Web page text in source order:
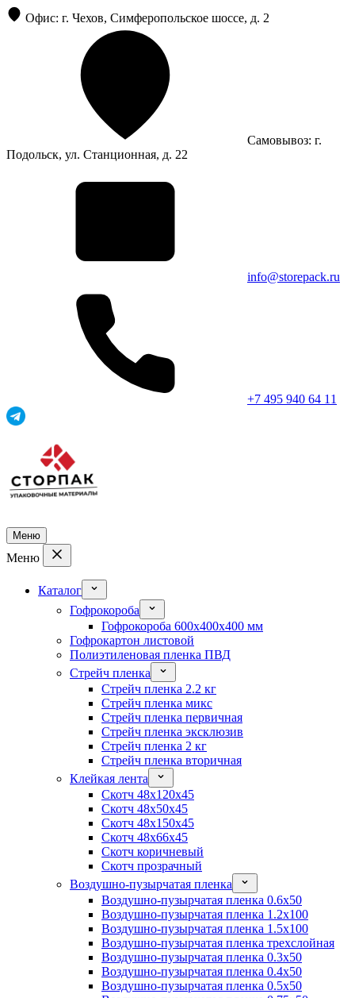
Офис: г. Чехов, Симферопольское шоссе, д. 2
Самовывоз: г.
Подольск, ул. Станционная, д. 22
info@storepack.ru
+7 495 940 64 11
Меню
Меню
Каталог
Гофрокороба
Гофрокороба 600x400x400 мм
Гофрокартон листовой
Полиэтиленовая пленка ПВД
Стрейч пленка
Стрейч пленка 2.2 кг
Стрейч пленка микс
Стрейч пленка первичная
Стрейч пленка эксклюзив
Стрейч пленка 2 кг
Стрейч пленка вторичная
Клейкая лента
Скотч 48x120x45
Скотч 48x50x45
Скотч 48x150x45
Скотч 48x66x45
Скотч коричневый
Скотч прозрачный
Воздушно-пузырчатая пленка
Воздушно-пузырчатая пленка 0.6x50
Воздушно-пузырчатая пленка 1.2x100
Воздушно-пузырчатая пленка 1.5x100
Воздушно-пузырчатая пленка трехслойная
Воздушно-пузырчатая пленка 0.3x50
Воздушно-пузырчатая пленка 0.4x50
Воздушно-пузырчатая пленка 0.5x50